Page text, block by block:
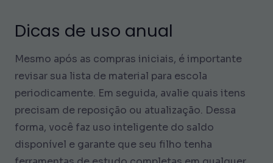
Dicas de uso anual
Mesmo após as compras iniciais, é importante
revisar sua lista de material para escola
periodicamente. Em seguida, avalie quais itens
precisam de reposição ou atualização. Dessa
forma, você faz uso inteligente do saldo
disponível e garante que seu filho tenha